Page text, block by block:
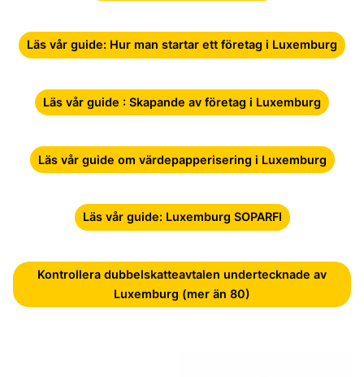
Läs vår guide: Hur man startar ett företag i Luxemburg
Läs vår guide : Skapande av företag i Luxemburg
Läs vår guide om värdepapperisering i Luxemburg
Läs vår guide: Luxemburg SOPARFI
Kontrollera dubbelskatteavtalen undertecknade av
Luxemburg (mer än 80)